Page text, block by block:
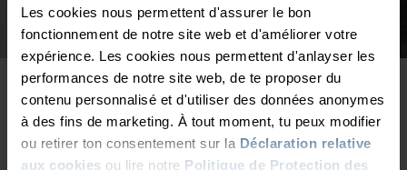
Les cookies nous permettent d'assurer le bon
fonctionnement de notre site web et d'améliorer votre
expérience. Les cookies nous permettent d'anlayser les
performances de notre site web, de te proposer du
contenu personnalisé et d'utiliser des données anonymes
à des fins de marketing. À tout moment, tu peux modifier
ou retirer ton consentement sur la Déclaration relative
aux cookies ou lire notre Politique de Protection des
CONFORT MAXIMUM.
ENGAGEMENT ESSENTIEL.